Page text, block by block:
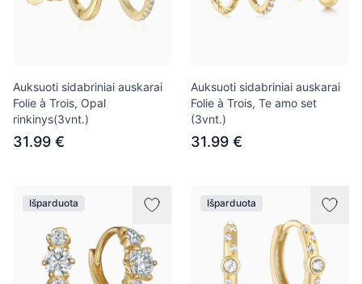
Auksuoti sidabriniai auskarai
Folie à Trois, Opal
rinkinys(3vnt.)
31.99 €
Auksuoti sidabriniai auskarai
Folie à Trois, Te amo set
(3vnt.)
31.99 €
Išparduota Išparduota